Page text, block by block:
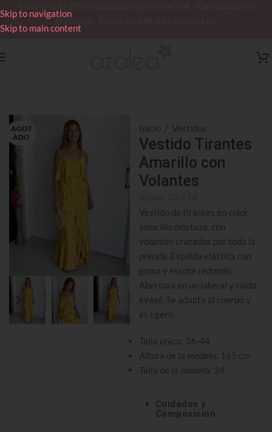
Skip to navigation
Skip to main content
gratuitas - Envío en 24h-48h laborables
AGOT
ADO
Inicio / Vestidos
Vestido Tirantes
Amarillo con
Volantes
Vestido de tirantes en color
amarillo mostaza, con
volantes cruzados por toda la
prenda. Espalda elástica con
goma y escote redondo.
Abertura en un lateral y caída
evasé. Se adapta al cuerpo y
es ligero.
Talla única: 36-44
Altura de la modelo: 165 cm
Talla de la modelo: 34
Cuidados y
Composición